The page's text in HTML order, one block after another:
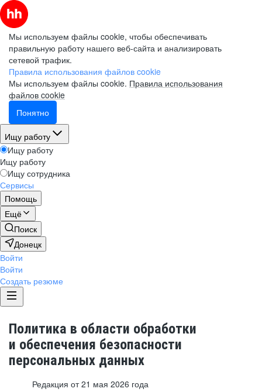
Мы используем файлы cookie, чтобы обеспечивать
правильную работу нашего веб-сайта и анализировать
сетевой трафик.
Правила использования файлов cookie
Мы используем файлы cookie. Правила использования
файлов cookie
Понятно
Ищу работу
Ищу работу
Ищу работу
Ищу сотрудника
Сервисы
Помощь
Ещё
Поиск
Донецк
Войти
Войти
Создать резюме
Политика в области обработки
и обеспечения безопасности
персональных данных
Редакция от 21 мая 2026 года